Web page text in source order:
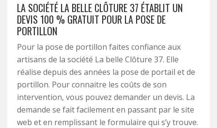
LA SOCIÉTÉ LA BELLE CLÔTURE 37 ÉTABLIT UN
DEVIS 100 % GRATUIT POUR LA POSE DE
PORTILLON
Pour la pose de portillon faites confiance aux
artisans de la société La belle Clôture 37. Elle
réalise depuis des années la pose de portail et de
portillon. Pour connaitre les coûts de son
intervention, vous pouvez demander un devis. La
demande se fait facilement en passant par le site
web et en remplissant le formulaire qui s’y trouve.